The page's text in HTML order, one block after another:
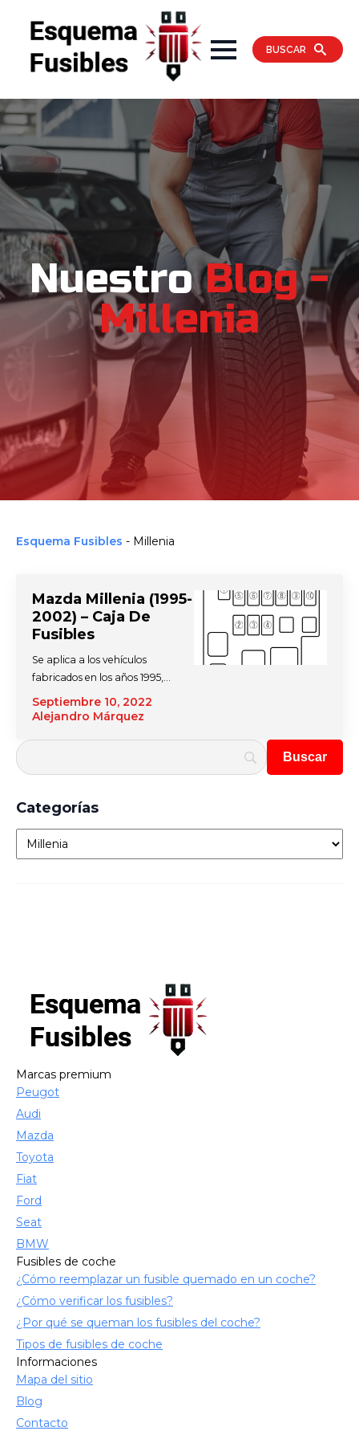
BUSCAR
Nuestro Blog -
Millenia
Esquema Fusibles - Millenia
Mazda Millenia (1995-
2002) – Caja De
Fusibles
Septiembre 10, 2022
Alejandro Márquez
Se aplica a los vehículos
fabricados en los años 1995,…
Categorías
Categorías
Marcas premium
Peugot
Audi
Mazda
Toyota
Fiat
Ford
Seat
BMW
Fusibles de coche
¿Cómo reemplazar un fusible quemado en un coche?
¿Cómo verificar los fusibles?
¿Por qué se queman los fusibles del coche?
Tipos de fusibles de coche
Informaciones
Mapa del sitio
Blog
Contacto